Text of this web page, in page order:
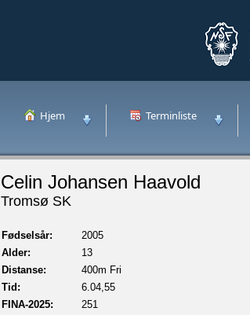
Hjem Terminliste
Celin Johansen Haavold
Tromsø SK
Fødselsår:
2005
Alder:
13
Distanse:
400m Fri
Tid:
6.04,55
FINA-2025:
251